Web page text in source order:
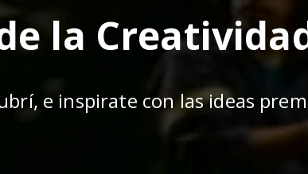
la
e inspirate con las ideas